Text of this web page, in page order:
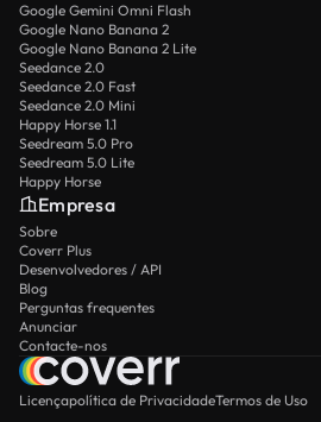
Google Gemini Omni Flash
Google Nano Banana 2
Google Nano Banana 2 Lite
Seedance 2.0
Seedance 2.0 Fast
Seedance 2.0 Mini
Happy Horse 1.1
Seedream 5.0 Pro
Seedream 5.0 Lite
Happy Horse
Empresa
Sobre
Coverr Plus
Desenvolvedores / API
Blog
Perguntas frequentes
Anunciar
Contacte-nos
Licençapolítica de PrivacidadeTermos de Uso